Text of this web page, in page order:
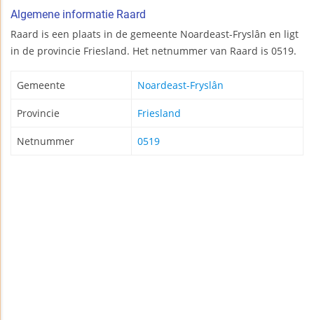
Algemene informatie Raard
Raard is een plaats in de gemeente Noardeast-Fryslân en ligt
in de provincie Friesland. Het netnummer van Raard is 0519.
Gemeente Noardeast-Fryslân
Provincie Friesland
Netnummer 0519